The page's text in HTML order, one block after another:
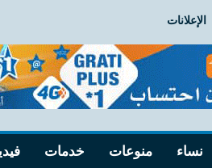
الإعلانات
نساء منوعات خدمات